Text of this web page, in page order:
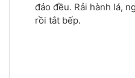
đảo đều. Rải hành lá,
rồi tắt bếp.